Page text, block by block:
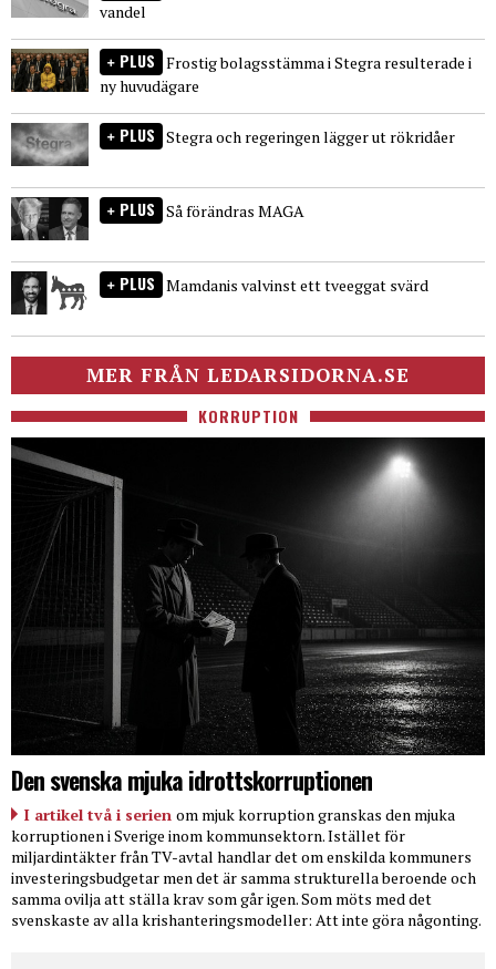
vandel
PLUS Frostig bolagsstämma i Stegra resulterade i
ny huvudägare
PLUS Stegra och regeringen lägger ut rökridåer
PLUS Så förändras MAGA
PLUS Mamdanis valvinst ett tveeggat svärd
MER FRÅN LEDARSIDORNA.SE
KORRUPTION
Den svenska mjuka idrottskorruptionen
I artikel två i serien om mjuk korruption granskas den mjuka
korruptionen i Sverige inom kommunsektorn. Istället för
miljardintäkter från TV-avtal handlar det om enskilda kommuners
investeringsbudgetar men det är samma strukturella beroende och
samma ovilja att ställa krav som går igen. Som möts med det
svenskaste av alla krishanteringsmodeller: Att inte göra någonting.